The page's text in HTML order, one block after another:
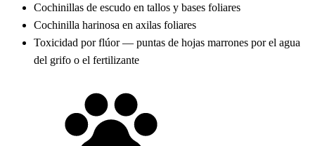
Cochinillas de escudo en tallos y bases foliares
Cochinilla harinosa en axilas foliares
Toxicidad por flúor — puntas de hojas marrones por el agua
del grifo o el fertilizante